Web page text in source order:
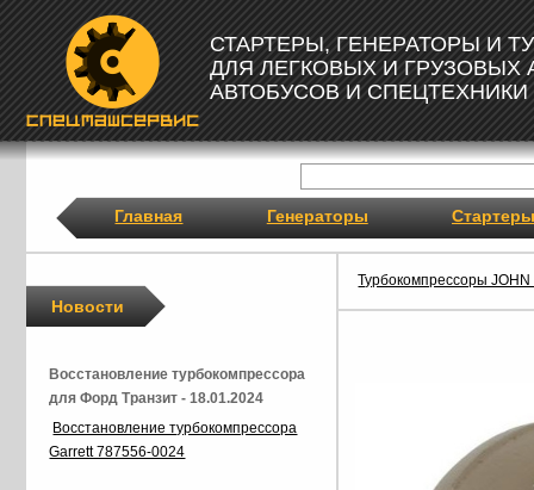
СТАРТЕРЫ, ГЕНЕРАТОРЫ И
ДЛЯ ЛЕГКОВЫХ И ГРУЗОВЫХ
АВТОБУСОВ И СПЕЦТЕХНИКИ
Главная Генераторы Стартеры
Турбокомпрессоры
Новости
Восстановление турбокомпрессора
для Форд Транзит - 18.01.2024
Восстановление турбокомпрессора
Garrett 787556-0024